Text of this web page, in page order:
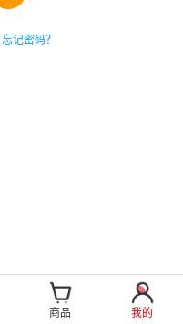
忘记密码？
商品 我的